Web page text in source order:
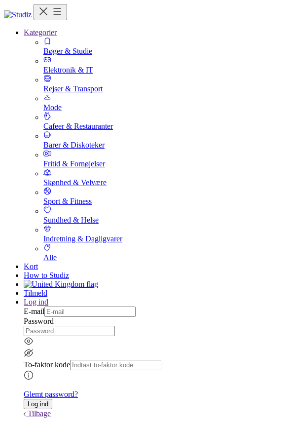
Kategorier
Bøger & Studie
Elektronik & IT
Rejser & Transport
Mode
Cafeer & Restauranter
Barer & Diskoteker
Fritid & Fornøjelser
Skønhed & Velvære
Sport & Fitness
Sundhed & Helse
Indretning & Dagligvarer
Alle
Kort
How to Studiz
Tilmeld
Log ind
E-mail
Password
To-faktor kode
Glemt password?
Tilbage